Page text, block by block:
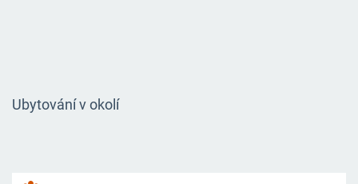
Ubytování v okolí